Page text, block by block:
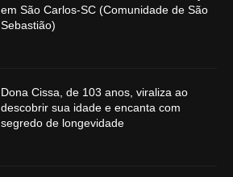
em São Carlos-SC (Comunidade de São
Sebastião)
Dona Cissa, de 103 anos, viraliza ao
descobrir sua idade e encanta com
segredo de longevidade